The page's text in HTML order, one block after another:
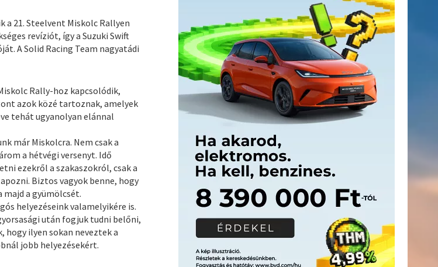
a 21. Steelvent Miskolc Rallyen
revíziót, így a Suzuki Swift
A Solid Racing Team nagyatádi
Rally-hoz kapcsolódik,
azok közé tartoznak, amelyek
tehát ugyanolyan elánnal
már Miskolcra. Nem csak a
a hétvégi versenyt. Idő
ezekről a szakaszokról, csak a
Biztos vagyok benne, hogy
majd a gyümölcsét.
helyezéseink valamelyikére is.
után fogjuk tudni belőni,
hogy ilyen sokan neveztek a
jobb helyezésekért.